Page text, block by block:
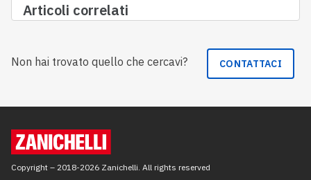
Articoli correlati
Non hai trovato quello che cercavi? CONTATTACI